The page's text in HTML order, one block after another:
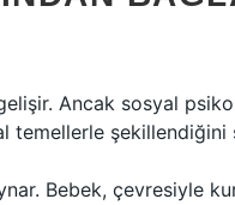
Ancak sosyal
temellerle şekillendiğini
Bebek, çevresiyle